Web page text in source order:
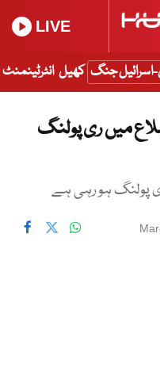
LIVE
اسرائیل جنگ کھیل انٹرٹینمنٹ
الیکشن،15اضلاع میں ری پولنگ